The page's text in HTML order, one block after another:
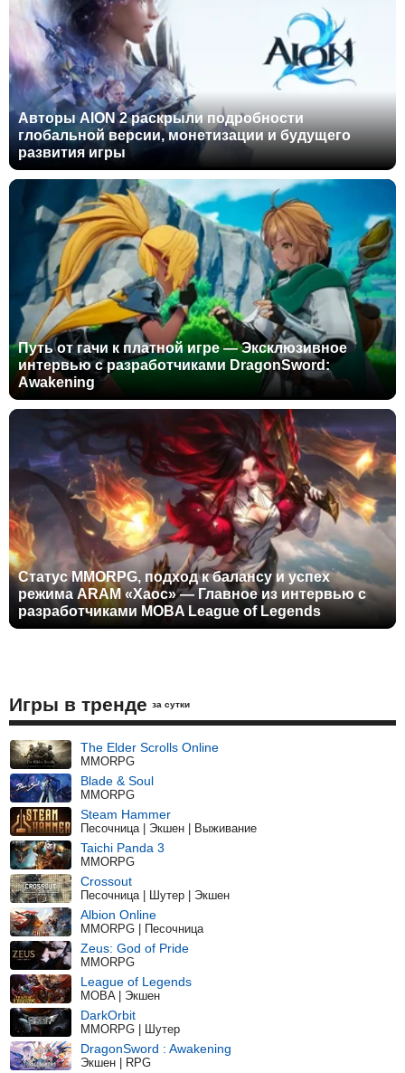
Авторы AION 2 раскрыли подробности
глобальной версии, монетизации и будущего
развития игры
Путь от гачи к платной игре — Эксклюзивное
интервью с разработчиками DragonSword:
Awakening
Статус MMORPG, подход к балансу и успех
режима ARAM «Хаос» — Главное из интервью с
разработчиками MOBA League of Legends
Игры в тренде за сутки
The Elder Scrolls Online
MMORPG
Blade & Soul
MMORPG
Steam Hammer
Песочница | Экшен | Выживание
Taichi Panda 3
MMORPG
Crossout
Песочница | Шутер | Экшен
Albion Online
MMORPG | Песочница
Zeus: God of Pride
MMORPG
League of Legends
MOBA | Экшен
DarkOrbit
MMORPG | Шутер
DragonSword : Awakening
Экшен | RPG